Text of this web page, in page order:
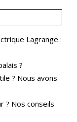
Lagrange :
?
? Nous avons
? Nos conseils